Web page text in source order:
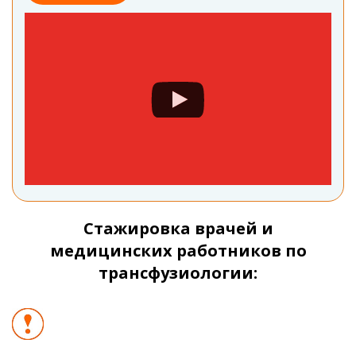
Стажировка врачей и
медицинских работников по
трансфузиологии: